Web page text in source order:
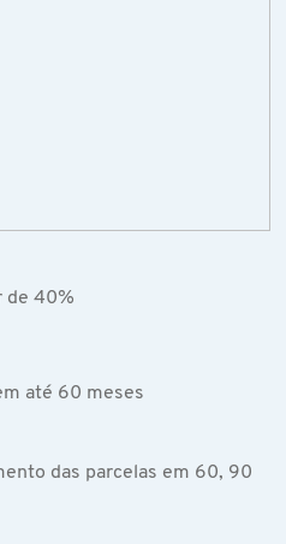
de 40%
até 60 meses
das parcelas em 60, 90